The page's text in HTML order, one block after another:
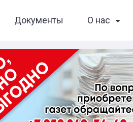
Документы О нас